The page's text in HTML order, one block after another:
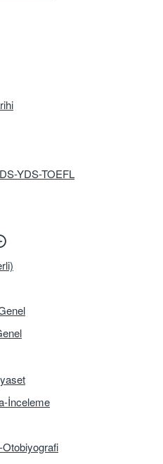
YDS-TOEFL
İnceleme